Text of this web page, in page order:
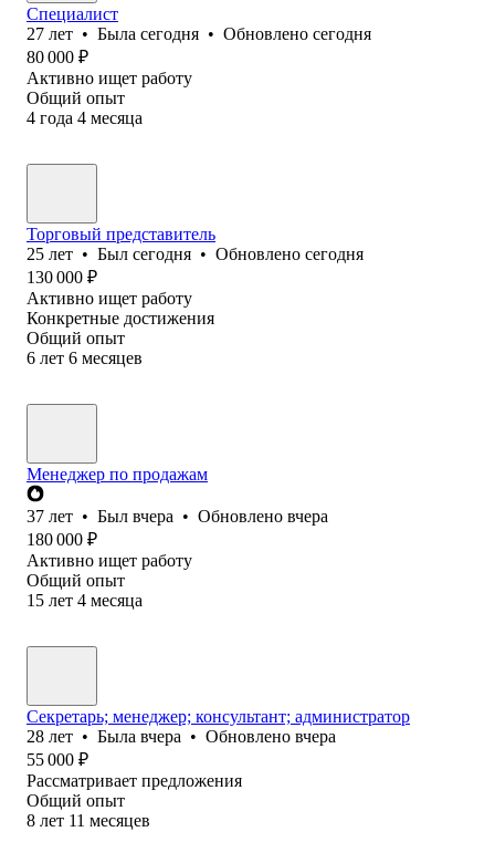
Специалист
27 лет • Была сегодня • Обновлено сегодня
80 000 ₽
Активно ищет работу
Общий опыт
4 года 4 месяца
Торговый представитель
25 лет • Был сегодня • Обновлено сегодня
130 000 ₽
Активно ищет работу
Конкретные достижения
Общий опыт
6 лет 6 месяцев
Менеджер по продажам
37 лет • Был вчера • Обновлено вчера
180 000 ₽
Активно ищет работу
Общий опыт
15 лет 4 месяца
Секретарь; менеджер; консультант; администратор
28 лет • Была вчера • Обновлено вчера
55 000 ₽
Рассматривает предложения
Общий опыт
8 лет 11 месяцев